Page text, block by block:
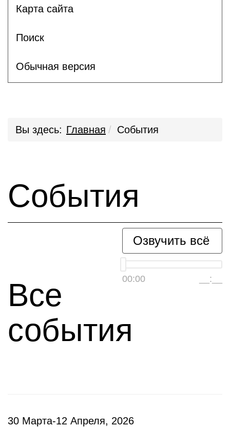
Карта сайта
Поиск
Обычная версия
Вы здесь: Главная События
События
Озвучить всё
00:00 __:__
Все
события
30 Марта-12 Апреля, 2026